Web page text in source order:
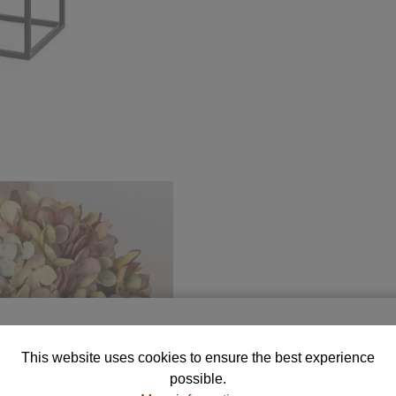
up to 5 color and fabric samples and find the
combination for your home.
This website uses cookies to ensure the best experience
possible.